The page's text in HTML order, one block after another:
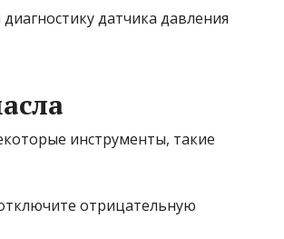
датчика давления
инструменты, такие
отрицательную